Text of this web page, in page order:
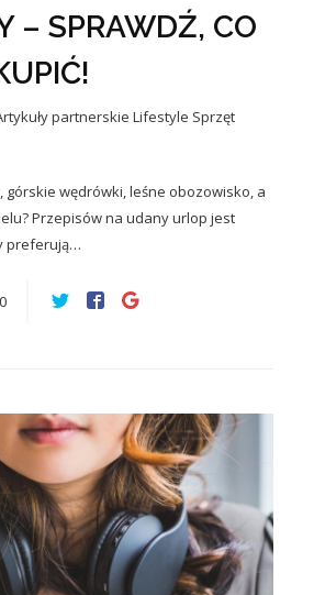
– SPRAWDŹ, CO
partnerskie Lifestyle Sprzęt
górskie wędrówki, leśne obozowisko, a
Przepisów na udany urlop jest
preferują…
0